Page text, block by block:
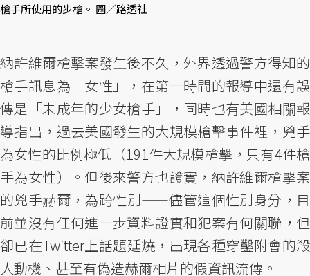
槍手所使用的步槍。 圖／路透社
納許維爾槍擊案發生後不久，外界透過警方得知的
槍手訊息為「女性」，在第一時間的報導中還有誤
傳是「未成年的少女槍手」，同時也有美國相關報
導指出，過去美國發生的大規模槍擊事件裡，兇手
為女性的比例極低（191件大規模槍擊，只有4件槍
手為女性）。但後來警方也證實，納許維爾槍擊案
的兇手赫爾，為跨性別——儘管這個性別身分，目
前並沒有任何進一步資料證實和犯案有何關聯，但
卻已在Twitter上話題延燒，出現各種穿鑿附會的殺
人動機、甚至有偽造赫爾相片的假資訊流傳。